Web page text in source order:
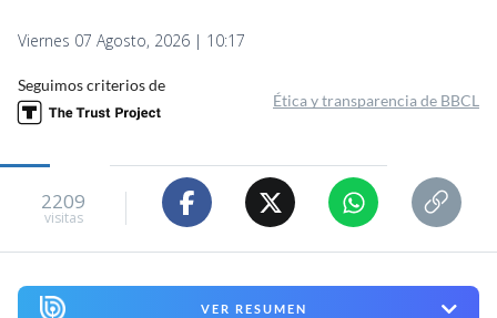
Viernes 07 Agosto, 2026 | 10:17
Seguimos criterios de
Ética y transparencia de BBCL
2209
visitas
VER RESUMEN